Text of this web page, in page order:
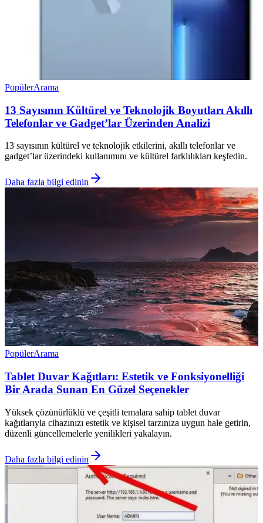
PopülerArama
13 Sayısının Kültürel ve Teknolojik Boyutları Akıllı
Telefonlar ve Gadget’lar Üzerinden Analizi
13 sayısının kültürel ve teknolojik etkilerini, akıllı telefonlar ve
gadget’lar üzerindeki kullanımını ve kültürel farklılıkları keşfedin.
Daha fazla bilgi edinin
PopülerArama
Tablet Duvar Kağıtları: Estetik ve Fonksiyonelliği
Bir Arada Sunan En Güzel Seçenekler
Yüksek çözünürlüklü ve çeşitli temalara sahip tablet duvar
kağıtlarıyla cihazınızı estetik ve kişisel tarzınıza uygun hale getirin,
düzenli güncellemelerle yenilikleri yakalayın.
Daha fazla bilgi edinin